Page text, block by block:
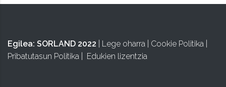
Egilea: SORLAND 2022 Lege oharra Cookie Politika
Pribatutasun Politika
Edukien lizentzia